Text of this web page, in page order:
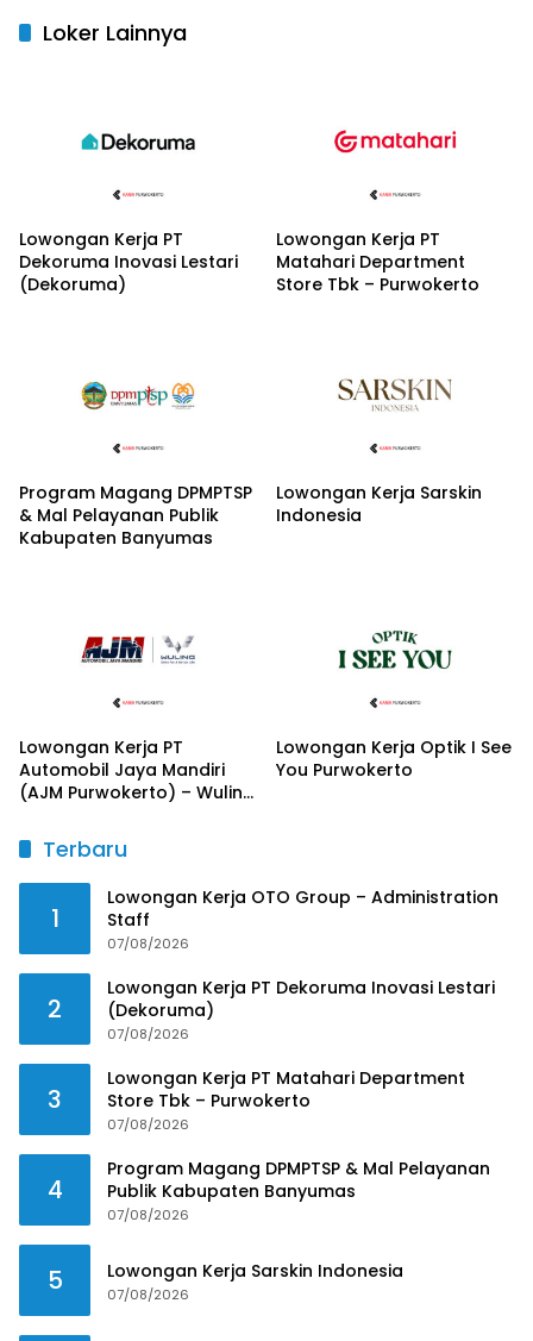
Loker Lainnya
Lowongan Kerja PT
Dekoruma Inovasi Lestari
(Dekoruma)
Lowongan Kerja PT
Matahari Department
Store Tbk – Purwokerto
Program Magang DPMPTSP
& Mal Pelayanan Publik
Kabupaten Banyumas
Lowongan Kerja Sarskin
Indonesia
Lowongan Kerja PT
Automobil Jaya Mandiri
(AJM Purwokerto) – Wuling
Lowongan Kerja Optik I See
You Purwokerto
Terbaru
1
Lowongan Kerja OTO Group – Administration
Staff
07/08/2026
2
Lowongan Kerja PT Dekoruma Inovasi Lestari
(Dekoruma)
07/08/2026
3
Lowongan Kerja PT Matahari Department
Store Tbk – Purwokerto
07/08/2026
4
Program Magang DPMPTSP & Mal Pelayanan
Publik Kabupaten Banyumas
07/08/2026
5 Lowongan Kerja Sarskin Indonesia
07/08/2026